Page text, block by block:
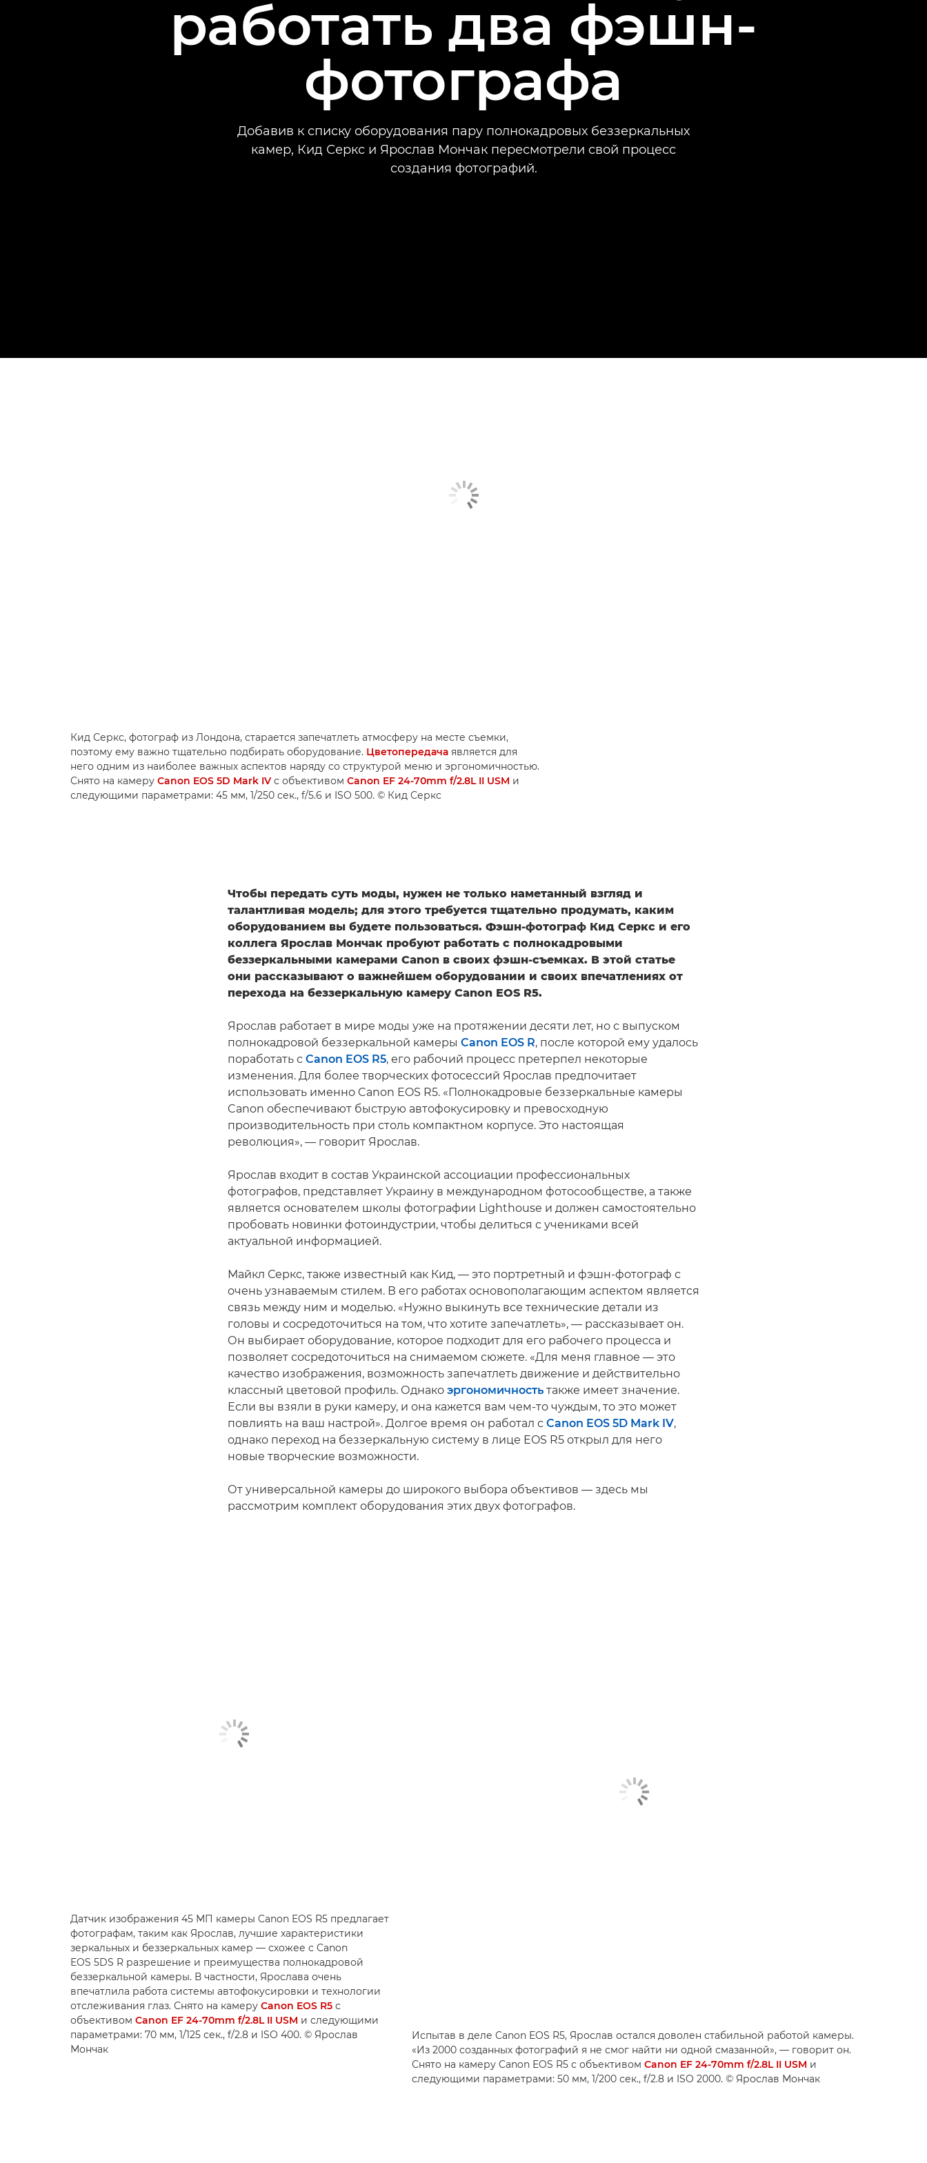
работать два фэшн-
фотографа
Добавив к списку оборудования пару полнокадровых беззеркальных
камер, Кид Серкс и Ярослав Мончак пересмотрели свой процесс
создания фотографий.
Кид Серкс, фотограф из Лондона, старается запечатлеть атмосферу на месте съемки,
поэтому ему важно тщательно подбирать оборудование. Цветопередача является для
него одним из наиболее важных аспектов наряду со структурой меню и эргономичностью.
Снято на камеру Canon EOS 5D Mark IV с объективом Canon EF 24-70mm f/2.8L II USM и
следующими параметрами: 45 мм, 1/250 сек., f/5.6 и ISO 500. © Кид Серкс
Чтобы передать суть моды, нужен не только наметанный взгляд и
талантливая модель; для этого требуется тщательно продумать, каким
оборудованием вы будете пользоваться. Фэшн-фотограф Кид Серкс и его
коллега Ярослав Мончак пробуют работать с полнокадровыми
беззеркальными камерами Canon в своих фэшн-съемках. В этой статье
они рассказывают о важнейшем оборудовании и своих впечатлениях от
перехода на беззеркальную камеру Canon EOS R5.
Ярослав работает в мире моды уже на протяжении десяти лет, но с выпуском
полнокадровой беззеркальной камеры Canon EOS R, после которой ему удалось
поработать с Canon EOS R5, его рабочий процесс претерпел некоторые
изменения. Для более творческих фотосессий Ярослав предпочитает
использовать именно Canon EOS R5. «Полнокадровые беззеркальные камеры
Canon обеспечивают быструю автофокусировку и превосходную
производительность при столь компактном корпусе. Это настоящая
революция», — говорит Ярослав.
Ярослав входит в состав Украинской ассоциации профессиональных
фотографов, представляет Украину в международном фотосообществе, а также
является основателем школы фотографии Lighthouse и должен самостоятельно
пробовать новинки фотоиндустрии, чтобы делиться с учениками всей
актуальной информацией.
Майкл Серкс, также известный как Кид, — это портретный и фэшн-фотограф с
очень узнаваемым стилем. В его работах основополагающим аспектом является
связь между ним и моделью. «Нужно выкинуть все технические детали из
головы и сосредоточиться на том, что хотите запечатлеть», — рассказывает он.
Он выбирает оборудование, которое подходит для его рабочего процесса и
позволяет сосредоточиться на снимаемом сюжете. «Для меня главное — это
качество изображения, возможность запечатлеть движение и действительно
классный цветовой профиль. Однако эргономичность также имеет значение.
Если вы взяли в руки камеру, и она кажется вам чем-то чуждым, то это может
повлиять на ваш настрой». Долгое время он работал с Canon EOS 5D Mark IV,
однако переход на беззеркальную систему в лице EOS R5 открыл для него
новые творческие возможности.
От универсальной камеры до широкого выбора объективов — здесь мы
рассмотрим комплект оборудования этих двух фотографов.
Датчик изображения 45 МП камеры Canon EOS R5 предлагает
фотографам, таким как Ярослав, лучшие характеристики
зеркальных и беззеркальных камер — схожее с Canon
EOS 5DS R разрешение и преимущества полнокадровой
беззеркальной камеры. В частности, Ярослава очень
впечатлила работа системы автофокусировки и технологии
отслеживания глаз. Снято на камеру Canon EOS R5 с
объективом Canon EF 24-70mm f/2.8L II USM и следующими
параметрами: 70 мм, 1/125 сек., f/2.8 и ISO 400. © Ярослав
Мончак
Испытав в деле Canon EOS R5, Ярослав остался доволен стабильной работой камеры.
«Из 2000 созданных фотографий я не смог найти ни одной смазанной», — говорит он.
Снято на камеру Canon EOS R5 с объективомCanon EF 24-70mm f/2.8L II USM и
следующими параметрами: 50 мм, 1/200 сек., f/2.8 и ISO 2000. © Ярослав Мончак